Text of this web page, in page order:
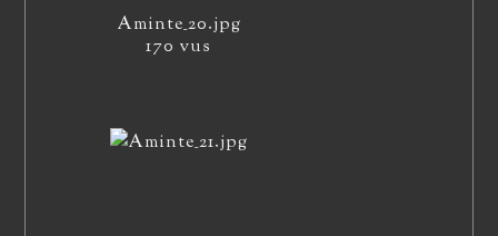
Aminte_20.jpg
170 vus